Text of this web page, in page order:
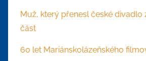
Muž, který přenesl české divadlo
část
60 let Mariánskolázeňského